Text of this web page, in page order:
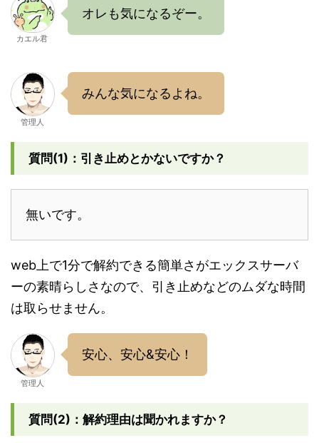
カエル君
オレも気になるぞー。
管理人
みんな気になるよね。
質問(1)：引き止めとかないですか？
無いです。
web上で1分で解約できる簡単さがエックスサーバ
ーの素晴らしさなので、引き止めなどのムダな時間
は取らせません。
管理人
安心、安心&安心！
質問(2)：解約理由は聞かれますか？